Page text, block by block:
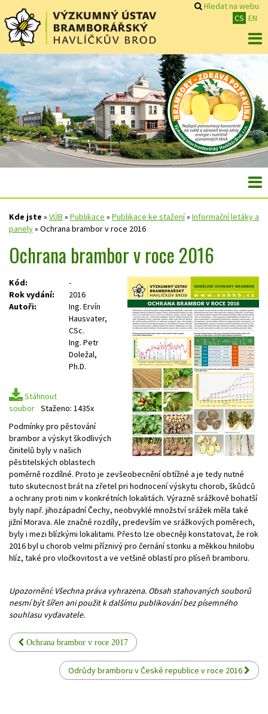
Hledat na webu
CS EN
Kde jste » VÚB » Publikace » Publikace ke stažení» Informační letáky a
panely» Ochrana brambor v roce 2016
Ochrana brambor v roce 2016
Kód:
-
Rok vydání:
2016
Autoři:
Ing. Ervín
Hausvater,
CSc.
Ing. Petr
Doležal,
Ph.D.
Stáhnout
soubor Staženo: 1435x
Podmínky pro pěstování
brambor a výskyt škodlivých
činitelů byly v našich
pěstitelských oblastech
poměrně rozdílné. Proto je zevšeobecnění obtížné a je tedy nutné
tuto skutecnost brát na zřetel pri hodnocení výskytu chorob, škůdců
a ochrany proti nim v konkrétních lokalitách. Výrazně srážkově bohatší
byly např. jihozápadní Čechy, neobvyklé množství srážek měla také
jižní Morava. Ale značné rozdíly, predevším ve srážkových poměrech,
byly i mezi blízkými lokalitami. Přesto lze obecněji konstatovat, že rok
2016 byl u chorob velmi příznivý pro černání stonku a měkkou hnilobu
hlíz, také pro vločkovitost a ve vetšině oblastí pro plíseň bramboru.
Upozornění: Všechna práva vyhrazena. Obsah stahovaných souborů
nesmí být šířen ani použit k dalšímu publikování bez písemného
souhlasu vydavatele.
Ochrana brambor v roce 2017
Odrůdy bramboru v České republice v roce 2016